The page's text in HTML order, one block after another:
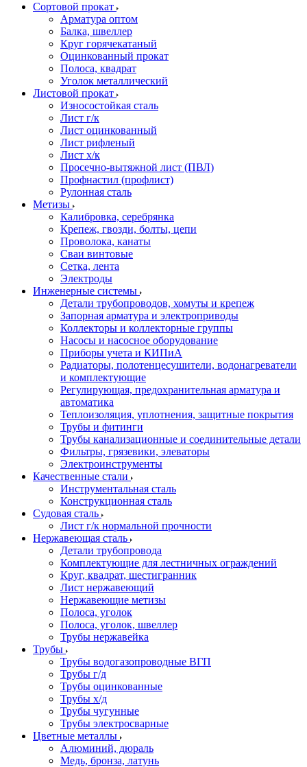
Сортовой прокат
Арматура оптом
Балка, швеллер
Круг горячекатаный
Оцинкованный прокат
Полоса, квадрат
Уголок металлический
Листовой прокат
Износостойкая сталь
Лист г/к
Лист оцинкованный
Лист рифленый
Лист х/к
Просечно-вытяжной лист (ПВЛ)
Профнастил (профлист)
Рулонная сталь
Метизы
Калибровка, серебрянка
Крепеж, гвозди, болты, цепи
Проволока, канаты
Сваи винтовые
Сетка, лента
Электроды
Инженерные системы
Детали трубопроводов, хомуты и крепеж
Запорная арматура и электроприводы
Коллекторы и коллекторные группы
Насосы и насосное оборудование
Приборы учета и КИПиА
Радиаторы, полотенцесушители, водонагреватели
и комплектующие
Регулирующая, предохранительная арматура и
автоматика
Теплоизоляция, уплотнения, защитные покрытия
Трубы и фитинги
Трубы канализационные и соединительные детали
Фильтры, грязевики, элеваторы
Электроинструменты
Качественные стали
Инструментальная сталь
Конструкционная сталь
Судовая сталь
Лист г/к нормальной прочности
Нержавеющая сталь
Детали трубопровода
Комплектующие для лестничных ограждений
Круг, квадрат, шестигранник
Лист нержавеющий
Нержавеющие метизы
Полоса, уголок
Полоса, уголок, швеллер
Трубы нержавейка
Трубы
Трубы водогазопроводные ВГП
Трубы г/д
Трубы оцинкованные
Трубы х/д
Трубы чугунные
Трубы электросварные
Цветные металлы
Алюминий, дюраль
Медь, бронза, латунь